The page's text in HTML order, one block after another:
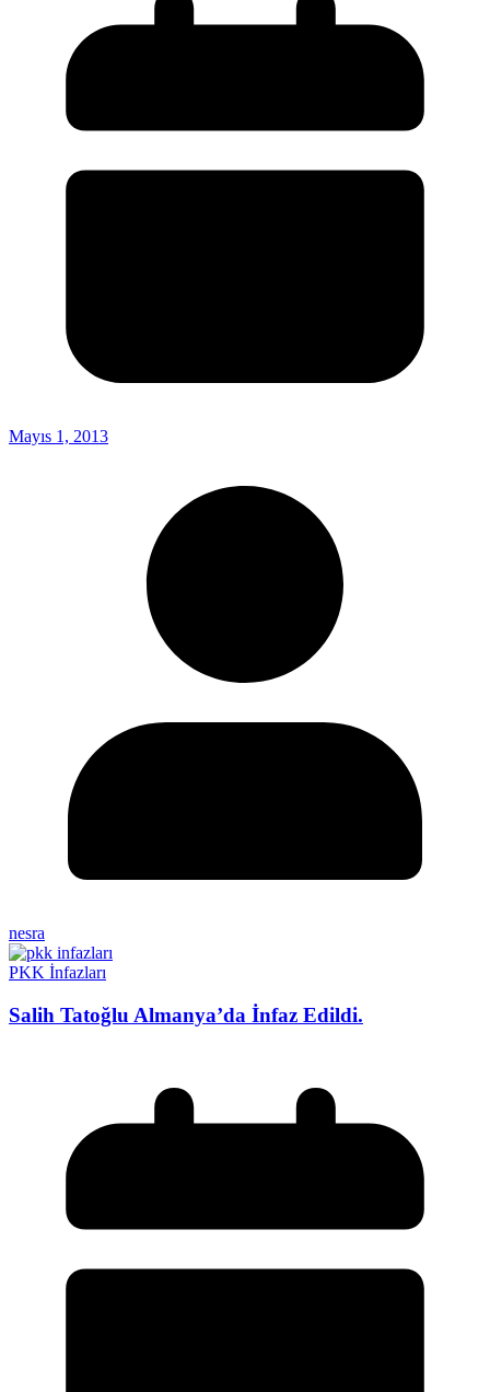
Mayıs 1, 2013
nesra
PKK İnfazları
Salih Tatoğlu Almanya’da İnfaz Edildi.